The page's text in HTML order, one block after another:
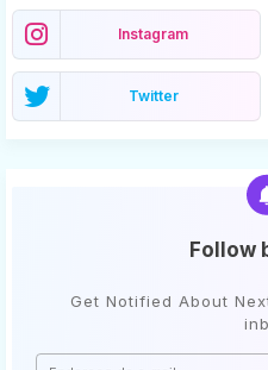
Instagram
Twitter
Follow
Get Notified About